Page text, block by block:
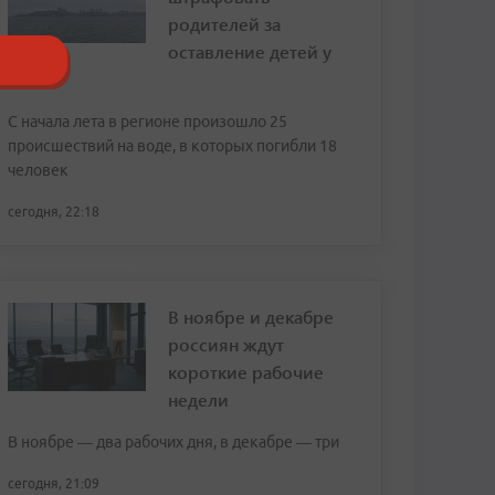
родителей за
оставление детей у
С начала лета в регионе произошло 25
происшествий на воде, в которых погибли 18
человек
сегодня, 22:18
В ноябре и декабре
россиян ждут
короткие рабочие
недели
В ноябре — два рабочих дня, в декабре — три
сегодня, 21:09